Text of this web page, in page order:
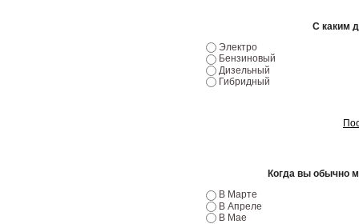
С каким
Электро
Бензиновый
Дизельный
Гибридный
Когда вы обычно
В Марте
В Апреле
В Мае